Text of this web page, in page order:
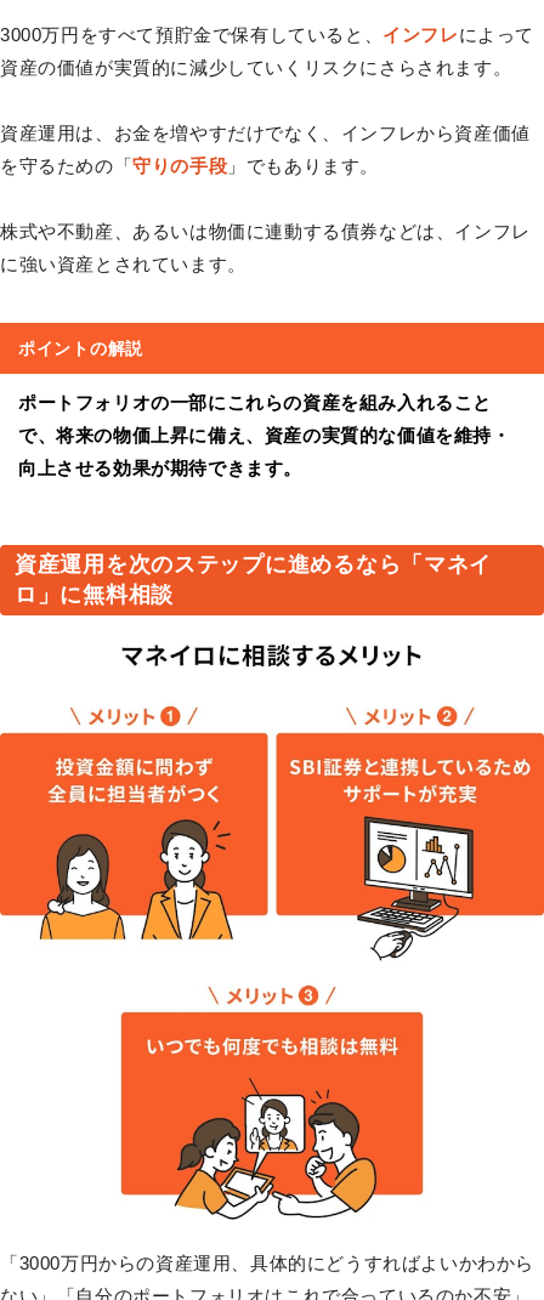
3000万円をすべて預貯金で保有していると、 インフレによって
資産の価値が実質的に減少していくリスクにさらされます。
資産運用は、お金を増やすだけでなく、インフレから資産価値
を守るための「守りの手段 」でもあります。
株式や不動産、あるいは物価に連動する債券などは、インフレ
に強い資産とされています。
ポイントの解説
ポートフォリオの一部にこれらの資産を組み入れること
で、将来の物価上昇に備え、資産の実質的な価値を維持・
向上させる効果が期待できます。
資産運用を次のステップに進めるなら「マネイ
ロ」に無料相談
「3000万円からの資産運用、具体的にどうすればよいかわから
ない」「自分のポートフォリオはこれで合っているのか不安」